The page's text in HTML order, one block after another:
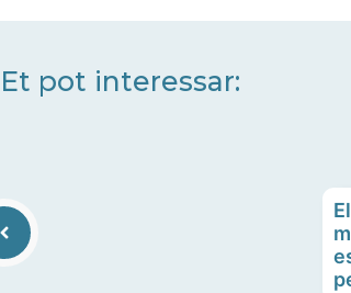
Et pot interessar: